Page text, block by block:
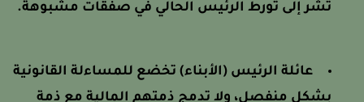
تشر إلى تورط الرئيس الحالي في صفقات مشبوهة.
عائلة الرئيس (الأبناء) تخضع للمساءلة القانونية
بشكل منفصل، ولا تدمج ذمتهم المالية مع ذمة